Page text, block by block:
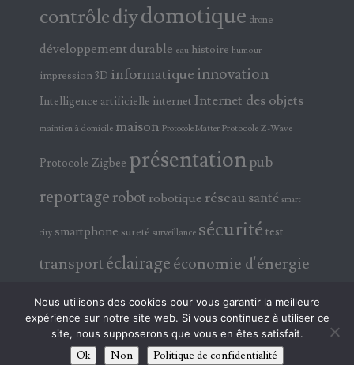
contrôlediydomotique drone
développement durable eau histoire humour
impression 3D informatique innovation
Intelligence artificielle internet Internet des objets
maintien à domicile maison Protocole Matter Protocole Z-Wave
Protocole Zigbee présentationpub
reportage robot robotique réseau santé smart
city smartphone sureté surveillance sécurité test
transportéclairageéconomie d'énergie
électricité électronique
Nous utilisons des cookies pour vous garantir la meilleure
expérience sur notre site web. Si vous continuez à utiliser ce
site, nous supposerons que vous en êtes satisfait.
Ok Non Politique de confidentialité